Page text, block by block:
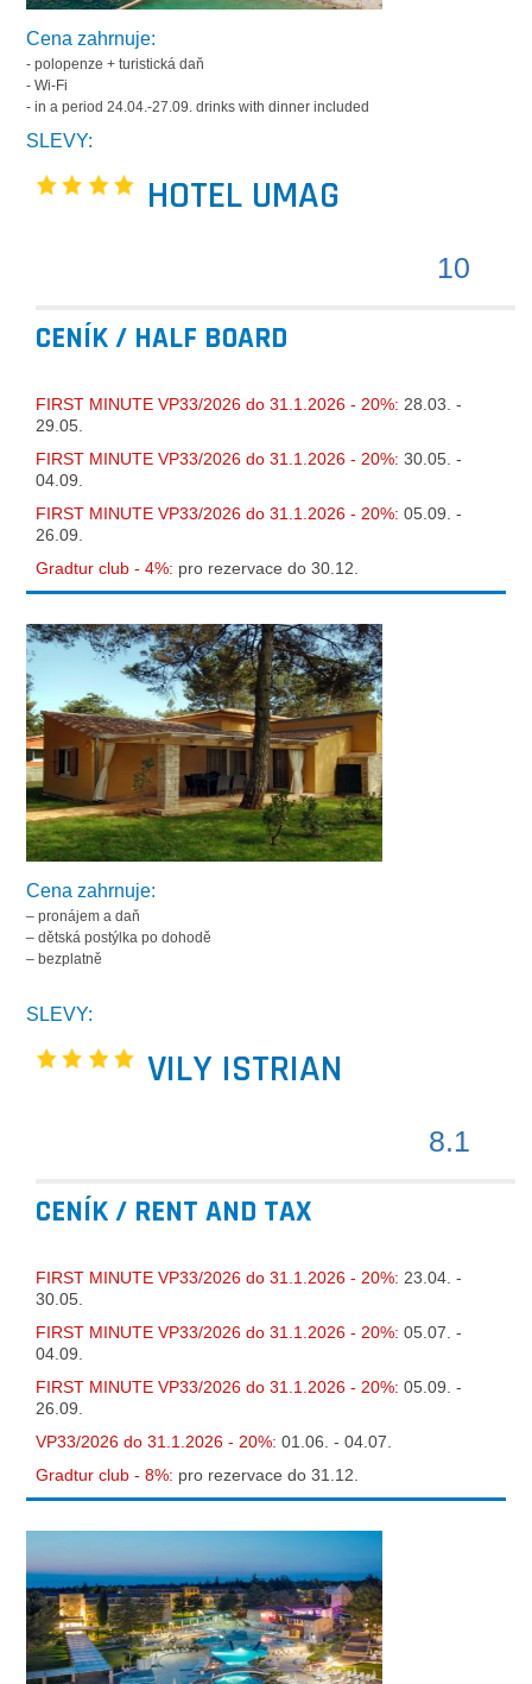
Cena zahrnuje:
- polopenze + turistická daň
- Wi-Fi
- in a period 24.04.-27.09. drinks with dinner included
SLEVY:
HOTEL UMAG
10
CENÍK / HALF BOARD
FIRST MINUTE VP33/2026 do 31.1.2026 - 20%: 28.03. -
29.05.
FIRST MINUTE VP33/2026 do 31.1.2026 - 20%:30.05. -
04.09.
FIRST MINUTE VP33/2026 do 31.1.2026 - 20%:05.09. -
26.09.
Gradtur club - 4%: pro rezervace do 30.12.
Cena zahrnuje:
– pronájem a daň
– dětská postýlka po dohodě
– bezplatně
SLEVY:
VILY ISTRIAN
8.1
CENÍK / RENT AND TAX
FIRST MINUTE VP33/2026 do 31.1.2026 - 20%: 23.04. -
30.05.
FIRST MINUTE VP33/2026 do 31.1.2026 - 20%:05.07. -
04.09.
FIRST MINUTE VP33/2026 do 31.1.2026 - 20%:05.09. -
26.09.
VP33/2026 do 31.1.2026 - 20%:01.06. - 04.07.
Gradtur club - 8%: pro rezervace do 31.12.